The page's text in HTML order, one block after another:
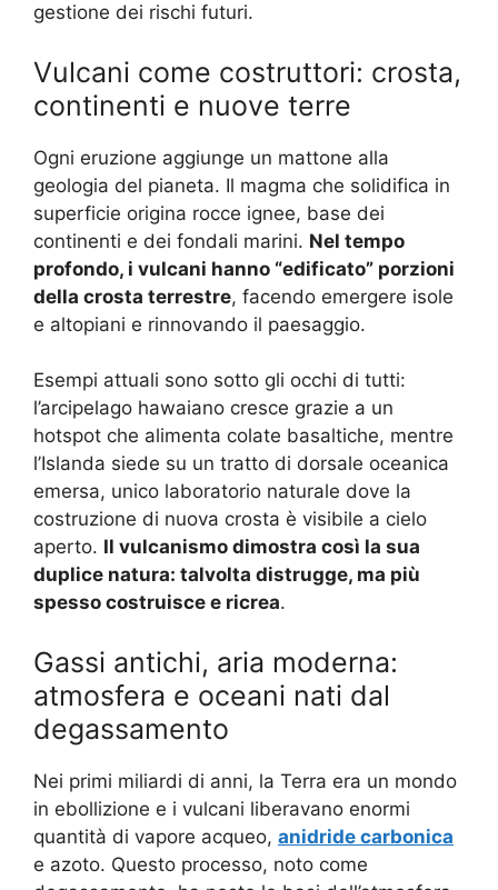
gestione dei rischi futuri.
Vulcani come costruttori: crosta,
continenti e nuove terre
Ogni eruzione aggiunge un mattone alla
geologia del pianeta. Il magma che solidifica in
superficie origina rocce ignee, base dei
continenti e dei fondali marini. Nel tempo
profondo, i vulcani hanno “edificato” porzioni
della crosta terrestre, facendo emergere isole
e altopiani e rinnovando il paesaggio.
Esempi attuali sono sotto gli occhi di tutti:
l’arcipelago hawaiano cresce grazie a un
hotspot che alimenta colate basaltiche, mentre
l’Islanda siede su un tratto di dorsale oceanica
emersa, unico laboratorio naturale dove la
costruzione di nuova crosta è visibile a cielo
aperto. Il vulcanismo dimostra così la sua
duplice natura: talvolta distrugge, ma più
spesso costruisce e ricrea.
Gassi antichi, aria moderna:
atmosfera e oceani nati dal
degassamento
Nei primi miliardi di anni, la Terra era un mondo
in ebollizione e i vulcani liberavano enormi
quantità di vapore acqueo, anidride carbonica
e azoto. Questo processo, noto come